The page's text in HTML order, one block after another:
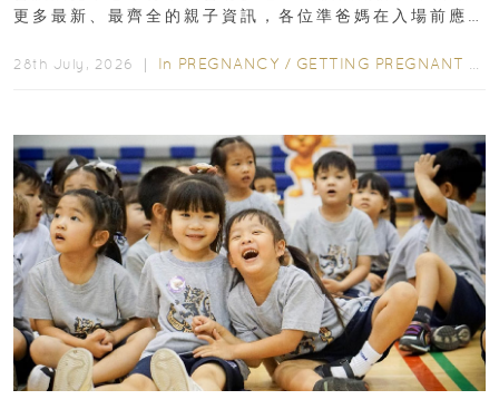
更多最新、最齊全的親子資訊，各位準爸媽在入場前應
28th July, 2026 ｜ In PREGNANCY / GETTING PREGNANT